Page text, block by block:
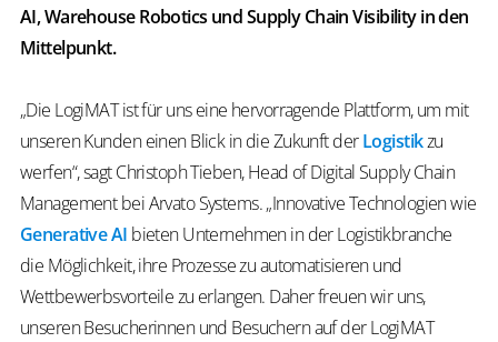
AI, Warehouse Robotics und Supply Chain Visibility in den
Mittelpunkt.
„Die LogiMAT ist für uns eine hervorragende Plattform, um mit
unseren Kunden einen Blick in die Zukunft derLogistikzu
werfen“, sagt Christoph Tieben, Head of Digital Supply Chain
Management bei Arvato Systems. „Innovative Technologien wie
Generative AI bieten Unternehmen in der Logistikbranche
die Möglichkeit, ihre Prozesse zu automatisieren und
Wettbewerbsvorteile zu erlangen. Daher freuen wir uns,
unseren Besucherinnen und Besuchern auf der LogiMAT